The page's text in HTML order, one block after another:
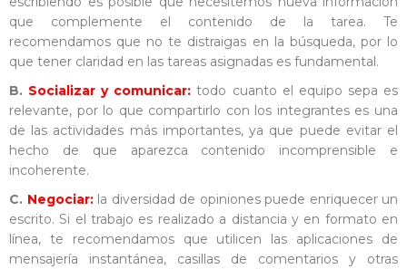
que complemente el contenido de la tarea. Te
recomendamos que no te distraigas en la búsqueda, por lo
que tener claridad en las tareas asignadas es fundamental.
B. Socializar y comunicar: todo cuanto el equipo sepa es
relevante, por lo que compartirlo con los integrantes es una
de las actividades más importantes, ya que puede evitar el
hecho de que aparezca contenido incomprensible e
incoherente.
C. Negociar:la diversidad de opiniones puede enriquecer un
escrito. Si el trabajo es realizado a distancia y en formato en
línea, te recomendamos que utilicen las aplicaciones de
mensajería instantánea, casillas de comentarios y otras